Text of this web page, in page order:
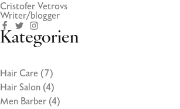
Cristofer Vetrovs
Writer/blogger
Kategorien
Hair Care (7)
Hair Salon (4)
Men Barber (4)